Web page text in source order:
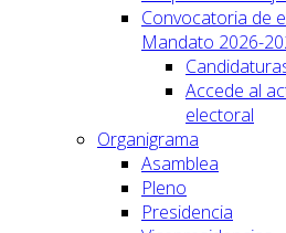
Convocatoria de
Mandato 2026-
Accede al
electoral
Organigrama
Asamblea
Pleno
Presidencia